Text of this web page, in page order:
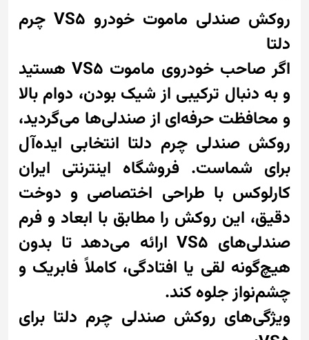
روکش صندلی ماموت خودرو VS5 چرم
دلتا
اگر صاحب خودروی ماموت VS5 هستید
و به دنبال ترکیبی از شیک‌ بودن، دوام بالا
و محافظت حرفه‌ای از صندلی‌ها می‌گردید،
روکش صندلی چرم دلتا انتخابی ایده‌آل
برای شماست. فروشگاه اینترنتی ایران
کارلوکس با طراحی اختصاصی و دوخت
دقیق، این روکش را مطابق با ابعاد و فرم
صندلی‌های VS5 ارائه می‌دهد تا بدون
هیچ‌گونه لقی یا افتادگی، کاملاً فابریک و
چشم‌نواز جلوه کند.
ویژگی‌های روکش صندلی چرم دلتا برای